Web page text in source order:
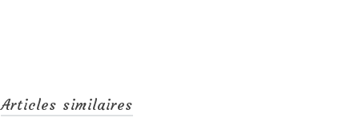
Articles similaires